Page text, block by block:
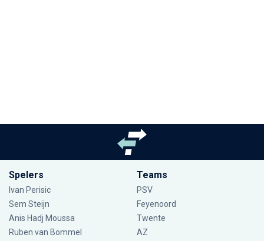
Spelers
Ivan Perisic
Sem Steijn
Anis Hadj Moussa
Ruben van Bommel
Teams
PSV
Feyenoord
Twente
AZ